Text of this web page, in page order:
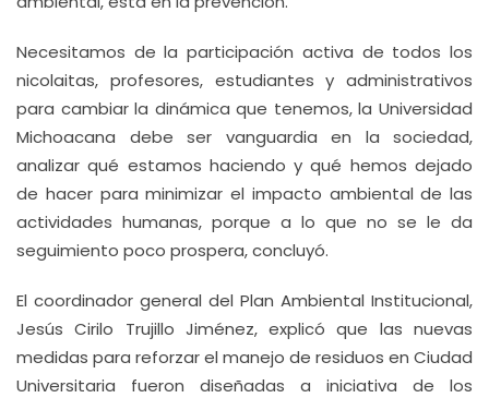
Necesitamos de la participación activa de todos los
nicolaitas, profesores, estudiantes y administrativos
para cambiar la dinámica que tenemos, la Universidad
Michoacana debe ser vanguardia en la sociedad,
analizar qué estamos haciendo y qué hemos dejado
de hacer para minimizar el impacto ambiental de las
actividades humanas, porque a lo que no se le da
seguimiento poco prospera, concluyó.
El coordinador general del Plan Ambiental Institucional,
Jesús Cirilo Trujillo Jiménez, explicó que las nuevas
medidas para reforzar el manejo de residuos en Ciudad
Universitaria fueron diseñadas a iniciativa de los